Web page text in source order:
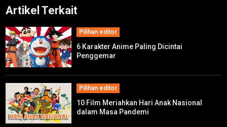
Artikel Terkait
Pilihan editor
6 Karakter Anime Paling Dicintai
Penggemar
Pilihan editor
10 Film Meriahkan Hari Anak Nasional
dalam Masa Pandemi